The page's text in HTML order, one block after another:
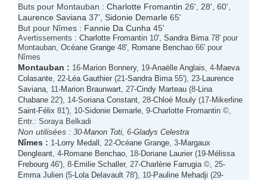
Buts pour Montauban : Charlotte Fromantin 26', 28', 60',
Laurence Saviana 37', Sidonie Demarle 65'
But pour Nîmes : Fannie Da Cunha 45'
Avertissements : Charlotte Fromantin 10', Sandra Bima 78' pour
Montauban, Océane Grange 48', Romane Benchao 66' pour
Nîmes
Montauban : 16-Marion Bonnery, 19-Anaëlle Anglais , 4-Maeva
Colasante , 22- Léa Gauthier (21-Sandra Bima 55'), 23- Laurence
Saviana , 11-Marion Braunwart , 27-Cindy Marteau (8- Lina
Chabane 22'), 14-Soriana Constant , 28-Chloé Mouly (17-Mikerline
Saint-Félix 81'), 10-Sidonie Demarle , 9-Charlotte Fromantin ©,
Entr.: Soraya Belkadi
Non utilisées : 30-Manon Toti , 6-Gladys Celestra
Nîmes : 1- Lorry Medall , 22-Océane Grange , 3-Margaux
Dengleant , 4-Romane Benchao , 18-Doriane Laurier (19-Mélissa
Frebourg 46'), 8-Emilie Schaller, 27-Charlène Farrugia ©, 25-
Emma Julien (5- Lola Delavault 78'), 10-Pauline Mehadji (29-